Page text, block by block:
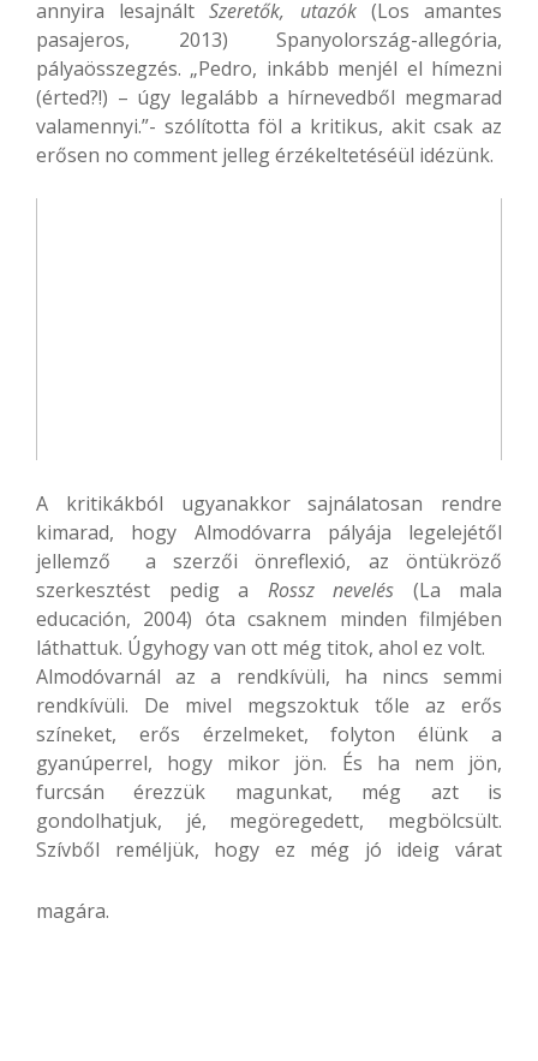
annyira lesajnáltSzeretők, utazók (Los amantes
pasajeros, 2013) Spanyolország-allegória,
pályaösszegzés. „Pedro, inkább menjél el hímezni
(érted?!) – úgy legalább a hírnevedből megmarad
valamennyi.”- szólította föl a kritikus, akit csak az
erősen no comment jelleg érzékeltetéséül idézünk.
A kritikákból ugyanakkor sajnálatosan rendre
kimarad, hogy Almodóvarra pályája legelejétől
jellemző a szerzői önreflexió, az öntükröző
szerkesztést pedig a Rossz nevelés (La mala
educación, 2004) óta csaknem minden filmjében
láthattuk. Úgyhogy van ott még titok, ahol ez volt.
Almodóvarnál az a rendkívüli, ha nincs semmi
rendkívüli. De mivel megszoktuk tőle az erős
színeket, erős érzelmeket, folyton élünk a
gyanúperrel, hogy mikor jön. És ha nem jön,
furcsán érezzük magunkat, még azt is
gondolhatjuk, jé, megöregedett, megbölcsült.
Szívből reméljük, hogy ez még jó ideig várat
magára.